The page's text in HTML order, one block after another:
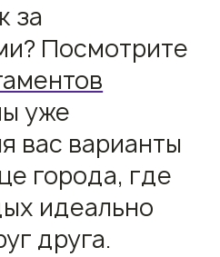
за
Посмотрите
уже
вас варианты
города, где
идеально
друга.